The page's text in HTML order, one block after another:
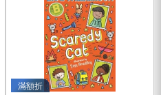
滿額折